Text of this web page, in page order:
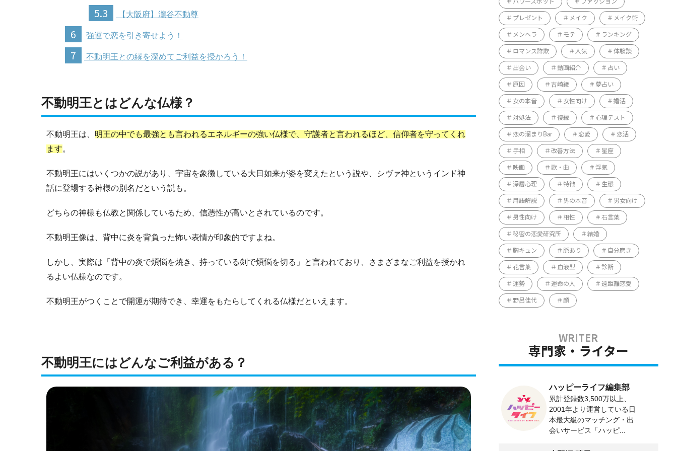
5.3 【大阪府】瀧谷不動尊
6 強運で恋を引き寄せよう！
7 不動明王との縁を深めてご利益を授かろう！
不動明王とはどんな仏様？
不動明王は、 明王の中でも最強とも言われるエネルギーの強い仏様で、守護者と言われるほど、信仰者を守ってくれ
ます。
不動明王にはいくつかの説があり、宇宙を象徴している大日如来が姿を変えたという説や、
シヴァ神というインド神
話に登場する神様の別名だという説も。
どちらの神様も仏教と関係しているため、信憑性が高いとされているのです。
不動明王像は、背中に炎を背負った怖い表情が印象的ですよね。
しかし、実際は「背中の炎で煩悩を焼き、持っている剣で煩悩を切る」と言われており、さまざまなご利益を授かれ
るよい仏様なのです。
不動明王がつくことで開運が期待でき、幸運をもたらしてくれる仏様だといえます。
不動明王にはどんなご利益がある？
パワースポット ファッション
プレゼント メイク メイク術
メンヘラ モテ ランキング
ロマンス詐欺 人気 体験談
出会い 動画紹介 占い
原因 吉崎綾 夢占い
女の本音 女性向け 婚活
対処法 復縁 心理テスト
恋の溜まりBar 恋愛 恋活
手相 改善方法 星座
映画 歌・曲 浮気
深層心理 特徴 生態
用語解説 男の本音 男女向け
男性向け 相性 石言葉
秘密の恋愛研究所 結婚
胸キュン 脈あり 自分磨き
花言葉 血液型 診断
運勢 運命の人 遠距離恋愛
野呂佳代 顔
専門家・ライター
ハッピーライフ編集部
累計登録数3,500万以上、
2001年より運営している日
本最大級のマッチング・出
会いサービス「ハッピ...